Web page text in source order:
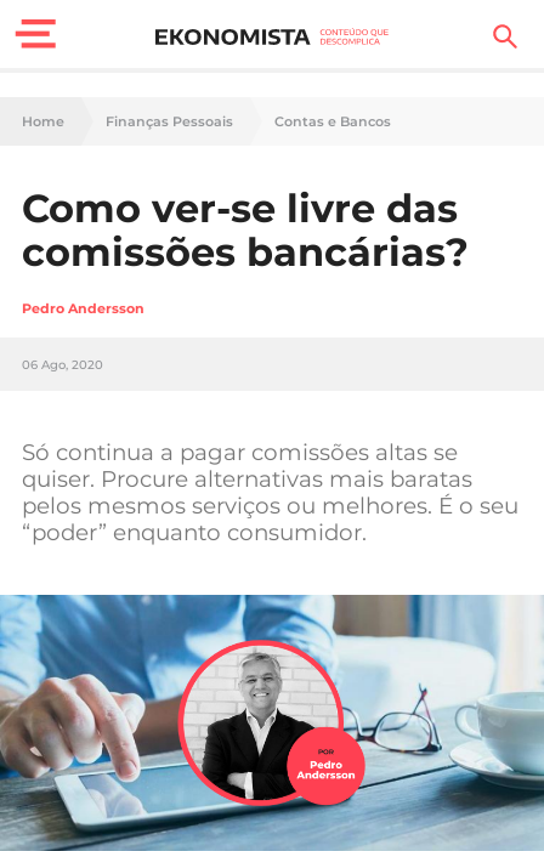
Finanças Pessoais
Carreira
Tecnologia
Negócios
Home Finanças Pessoais Contas e Bancos
Como ver-se livre das
comissões bancárias?
Pedro Andersson
06 Ago, 2020
Só continua a pagar comissões altas se
quiser. Procure alternativas mais baratas
pelos mesmos serviços ou melhores. É o seu
“poder” enquanto consumidor.